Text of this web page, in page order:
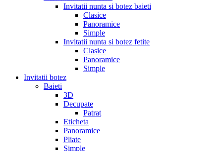
Invitatii nunta si botez baieti
Clasice
Panoramice
Simple
Invitatii nunta si botez fetite
Clasice
Panoramice
Simple
Invitatii botez
Baieti
3D
Decupate
Patrat
Eticheta
Panoramice
Pliate
Simple